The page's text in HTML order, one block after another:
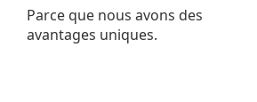
Parce que nous avons des
avantages uniques.